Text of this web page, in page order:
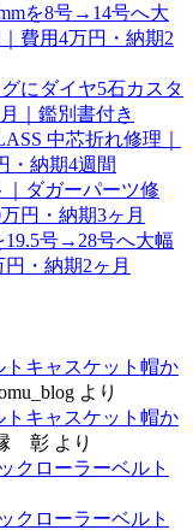
を8号→14号へ大
費用4万円・納期2
にダイヤ5石カスタ
｜鑑別書付き
中芯折れ修理｜
・納期4週間
ダガーパーツ修
円・納期3ヶ月
19.5号→28号へ大幅
・納期2ヶ月
キャスケット帽か
より
キャスケット帽か
彰 より
クローラーベルト
クローラーベルト